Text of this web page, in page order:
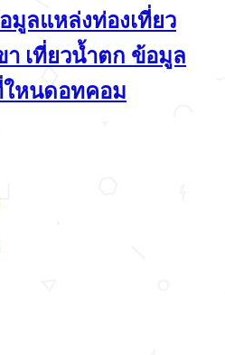
มูลแหล่งท่องเที่ยว
า เที่ยวน้ำตก ข้อมูล
ใหนดอทคอม